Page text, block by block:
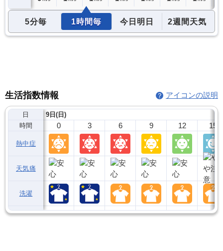
5分毎 1時間毎 今日明日 2週間天気
生活指数情報 アイコンの説明
日
時間
熱中症
天気痛
洗濯
9日(日)
0 3 6 9 12 15